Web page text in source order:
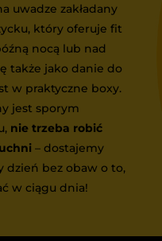
uwadze zakładany
który oferuje fit
nocą lub nad
także jako danie do
w praktyczne boxy.
jest sporym
nie trzeba robić
– dostajemy
dzień bez obaw o to,
w ciągu dnia!